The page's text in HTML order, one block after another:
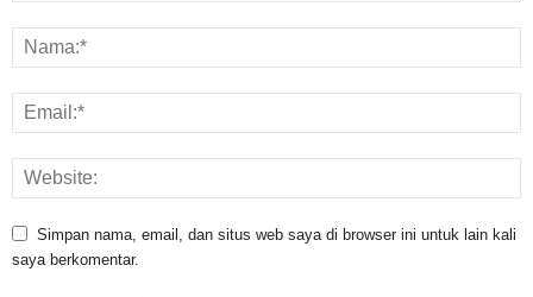
Simpan nama, email, dan situs web saya di browser ini untuk lain kali
saya berkomentar.